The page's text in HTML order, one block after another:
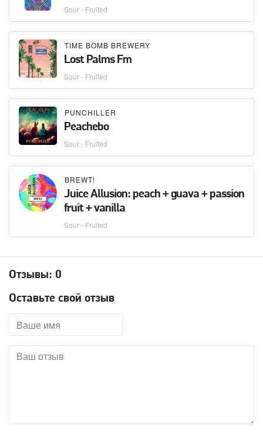
Sour - Fruited
TIME BOMB BREWERY
Lost Palms Fm
Sour - Fruited
PUNCHILLER
Peachebo
Sour - Fruited
BREWT!
Juice Allusion: peach + guava + passion
fruit + vanilla
Sour - Fruited
Отзывы: 0
Оставьте свой отзыв